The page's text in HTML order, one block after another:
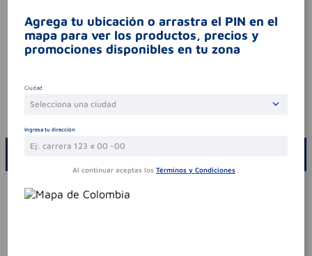
Aviso legal
contraindicaciones uso externo únicamente.
evitar el contacto con los ojos y la mucosa-en
ESCRIBE UN COMENTARIO
Por favor, inicie sesión para escribir un comentario
Agrega tu ubicación o arrastra el PIN en el
mapa para ver los productos, precios y
promociones disponibles en tu zona
Ciudad
Selecciona una ciudad
Ingresa tu dirección
Al continuar aceptas los Términos y Condiciones .